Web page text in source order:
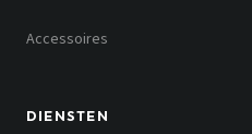
Accessoires
DIENSTEN